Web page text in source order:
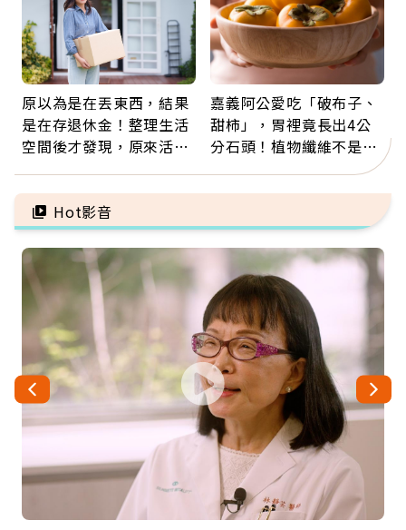
原以為是在丟東西，結果
是在存退休金！整理生活
空間後才發現，原來活得
嘉義阿公愛吃「破布子、
甜柿」，胃裡竟長出4公
分石頭！植物纖維不是吃
越多越好，這些水果都上
榜
Hot影音